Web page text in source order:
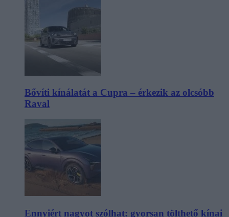
Bővíti kínálatát a Cupra – érkezik az olcsóbb
Raval
Ennyiért nagyot szólhat: gyorsan tölthető kínai